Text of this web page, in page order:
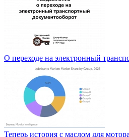
О переходе на электронный
Теперь история с маслом для